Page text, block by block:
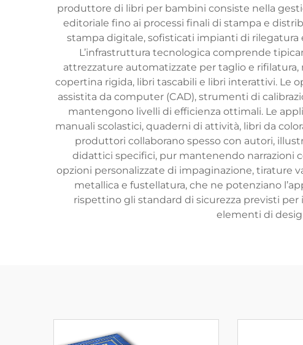
produttore di libri per bambini consiste nella
editoriale fino ai processi finali di stampa e
stampa digitale, sofisticati impianti di
L’infrastruttura tecnologica comprende
attrezzature automatizzate per taglio e
copertina rigida, libri tascabili e libri interattivi. Le
assistita da computer (CAD), strumenti di
mantengono livelli di efficienza ottimali. Le
manuali scolastici, quaderni di attività, libri da
produttori collaborano spesso con autori,
didattici specifici, pur mantenendo narrazioni
opzioni personalizzate di impaginazione, tirature
metallica e fustellatura, che ne potenziano
rispettino gli standard di sicurezza previsti
elementi di